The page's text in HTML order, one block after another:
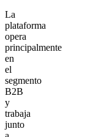
La
plataforma
opera
principalmente
en
el
segmento
B2B
y
trabaja
junto